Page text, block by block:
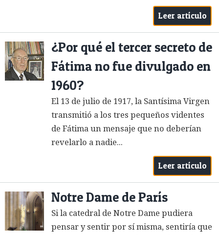
Leer artículo
¿Por qué el tercer secreto de
Fátima no fue divulgado en
1960?
El 13 de julio de 1917, la Santísima Virgen
transmitió a los tres pequeños videntes
de Fátima un mensaje que no deberían
revelarlo a nadie...
Leer artículo
Notre Dame de París
Si la catedral de Notre Dame pudiera
pensar y sentir por sí misma, sentiría que